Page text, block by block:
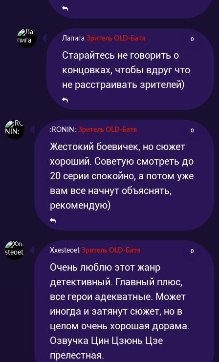
Лапига Зритель OLD-Батя 0
Старайтесь не говорить о
концовках, чтобы вдруг что
не расстраивать зрителей)
:RONIN: Зритель OLD-Батя 0
Жестокий боевичек, но сюжет
хороший. Советую смотреть до
20 серии спокойно, а потом уже
вам все начнут объяснять,
рекомендую)
Xxesteoet Зритель OLD-Батя 0
Очень люблю этот жанр
детективный. Главный плюс,
все герои адекватные. Может
иногда и затянут сюжет, но в
целом очень хорошая дорама.
Озвучка Цин Цзюнь Цзе
прелестная.